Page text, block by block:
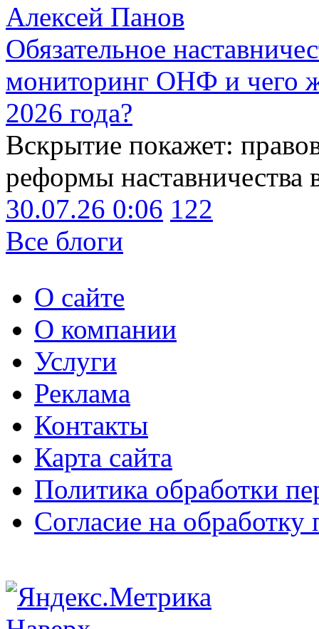
Алексей Панов
Обязательное
мониторинг ОНФ и чего
2026 года?
Вскрытие покажет:
реформы наставничества
30.07.26 0:06 122
Все блоги
О сайте
О компании
Услуги
Реклама
Контакты
Карта сайта
Политика обработки
Согласие на